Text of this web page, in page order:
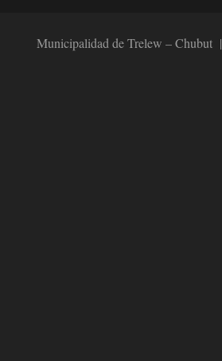
Municipalidad de Trelew – Chubut